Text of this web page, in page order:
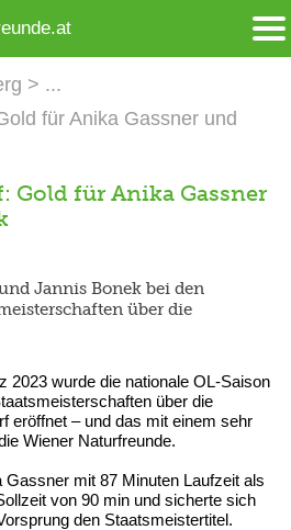
für Anika Gassner und
Gold für Anika Gassner
Jannis Bonek bei den
über die
2023 wurde die nationale OL-Saison
über die
eröffnet – und das mit einem sehr
Wiener Naturfreunde.
Gassner mit 87 Minuten Laufzeit als
von 90 min und sicherte sich
den Staatsmeistertitel.